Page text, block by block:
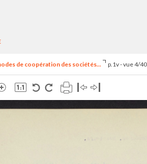
de coopération des sociétés... p.1v - vue 4/40